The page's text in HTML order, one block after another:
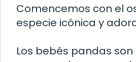
Comencemos con el
especie icónica y
Los bebés pandas